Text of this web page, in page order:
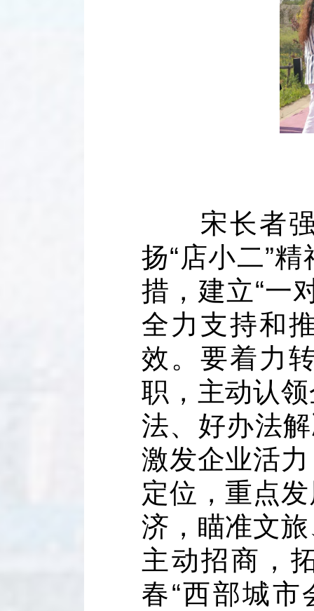
宋长者强
扬“店小二”
措，建立“一
全力支持和
效。要着力
职，主动认
法、好办法
激发企业活
定位，重点
济，瞄准文
主动招商，
春“西部城市